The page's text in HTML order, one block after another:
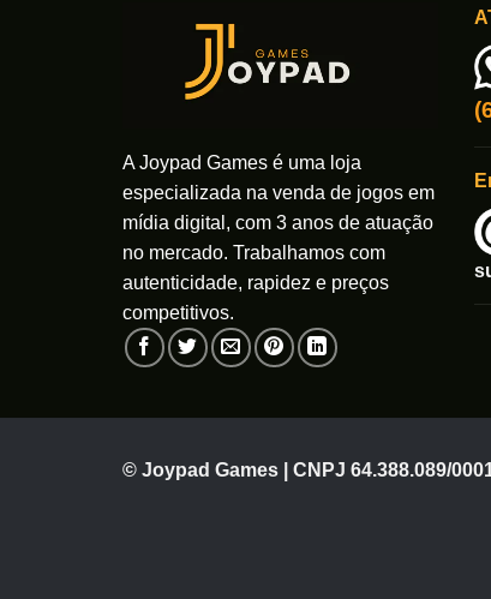
A Joypad Games é uma loja
especializada na venda de jogos em
mídia digital, com 3 anos de atuação
no mercado. Trabalhamos com
autenticidade, rapidez e preços
competitivos.
© Joypad Games | CNPJ 64.388.089/